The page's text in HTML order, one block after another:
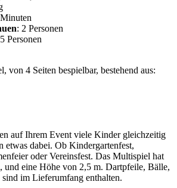
: 2 Personen
Personen
von 4 Seiten bespielbar, bestehend aus:
auf Ihrem Event viele Kinder gleichzeitig
etwas dabei. Ob Kindergartenfest,
oder Vereinsfest. Das Multispiel hat
und eine Höhe von 2,5 m. Dartpfeile, Bälle,
im Lieferumfang enthalten.